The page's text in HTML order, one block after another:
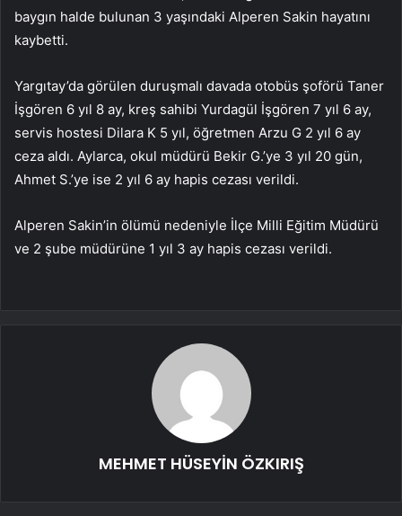
baygın halde bulunan 3 yaşındaki Alperen Sakin hayatını
kaybetti.
Yargıtay’da görülen duruşmalı davada otobüs şoförü Taner
İşgören 6 yıl 8 ay, kreş sahibi Yurdagül İşgören 7 yıl 6 ay,
servis hostesi Dilara K 5 yıl, öğretmen Arzu G 2 yıl 6 ay
ceza aldı. Aylarca, okul müdürü Bekir G.’ye 3 yıl 20 gün,
Ahmet S.’ye ise 2 yıl 6 ay hapis cezası verildi.
Alperen Sakin’in ölümü nedeniyle İlçe Milli Eğitim Müdürü
ve 2 şube müdürüne 1 yıl 3 ay hapis cezası verildi.
MEHMET HÜSEYİN ÖZKIRIŞ